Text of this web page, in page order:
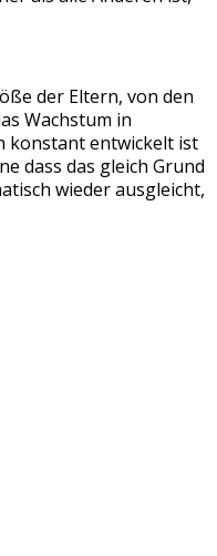
der Eltern, von den
Wachstum in
konstant entwickelt ist
dass das gleich Grund
wieder ausgleicht,